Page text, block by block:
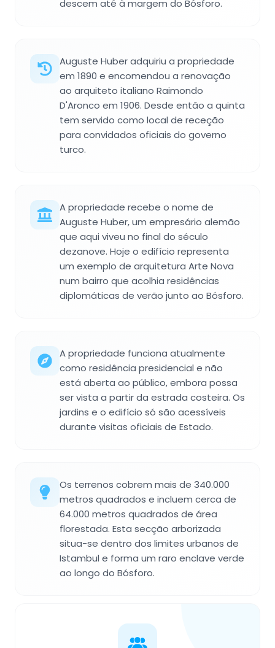
descem até à margem do Bósforo.
Auguste Huber adquiriu a propriedade
em 1890 e encomendou a renovação
ao arquiteto italiano Raimondo
D'Aronco em 1906. Desde então a quinta
tem servido como local de receção
para convidados oficiais do governo
turco.
A propriedade recebe o nome de
Auguste Huber, um empresário alemão
que aqui viveu no final do século
dezanove. Hoje o edifício representa
um exemplo de arquitetura Arte Nova
num bairro que acolhia residências
diplomáticas de verão junto ao Bósforo.
A propriedade funciona atualmente
como residência presidencial e não
está aberta ao público, embora possa
ser vista a partir da estrada costeira. Os
jardins e o edifício só são acessíveis
durante visitas oficiais de Estado.
Os terrenos cobrem mais de 340.000
metros quadrados e incluem cerca de
64.000 metros quadrados de área
florestada. Esta secção arborizada
situa-se dentro dos limites urbanos de
Istambul e forma um raro enclave verde
ao longo do Bósforo.